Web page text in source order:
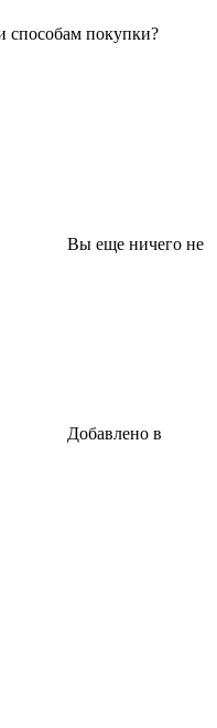
способам покупки?
Вы еще ничего не
Добавлено в